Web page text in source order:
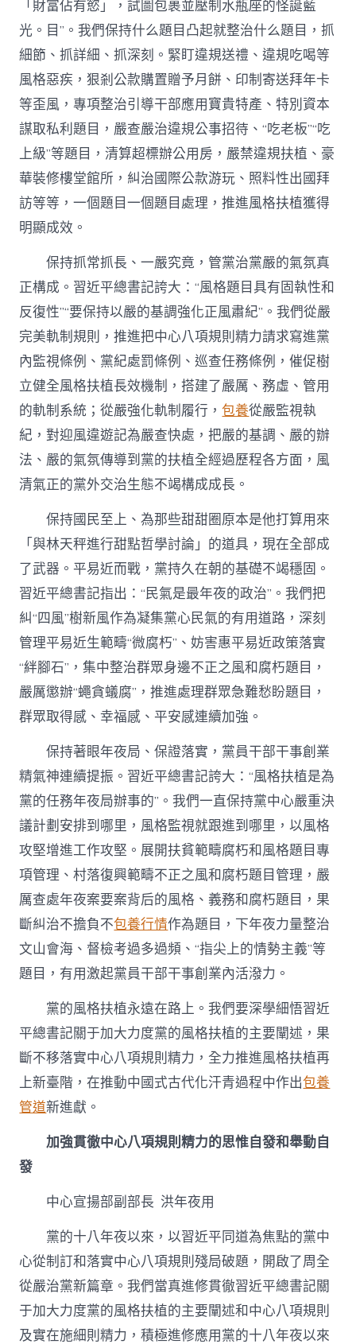
「財富佔有慾」，試圖包裹並壓制水瓶座的怪誕藍
光。目”。我們保持什么題目凸起就整治什么題目，抓
細節、抓詳細、抓深刻。緊盯違規送禮、違規吃喝等
風格惡疾，狠剎公款購置贈予月餅、印制寄送拜年卡
等歪風，專項整治引導干部應用寶貴特產、特別資本
謀取私利題目，嚴查嚴治違規公事招待、“吃老板”“吃
上級”等題目，清算超標辦公用房，嚴禁違規扶植、豪
華裝修樓堂館所，糾治國際公款游玩、照料性出國拜
訪等等，一個題目一個題目處理，推進風格扶植獲得
明顯成效。
保持抓常抓長、一嚴究竟，管黨治黨嚴的氣氛真
正構成。習近平總書記誇大：“風格題目具有固執性和
反復性”“要保持以嚴的基調強化正風肅紀”。我們從嚴
完美軌制規則，推進把中心八項規則精力請求寫進黨
內監視條例、黨紀處罰條例、巡查任務條例，催促樹
立健全風格扶植長效機制，搭建了嚴厲、務虛、管用
的軌制系統；從嚴強化軌制履行，包養從嚴監視執
紀，對迎風違遊記為嚴查快處，把嚴的基調、嚴的辦
法、嚴的氣氛傳導到黨的扶植全經過歷程各方面，風
清氣正的黨外交治生態不竭構成成長。
保持國民至上、為那些甜甜圈原本是他打算用來
「與林天秤進行甜點哲學討論」的道具，現在全部成
了武器。平易近而戰，黨持久在朝的基礎不竭穩固。
習近平總書記指出：“民氣是最年夜的政治”。我們把
糾“四風”樹新風作為凝集黨心民氣的有用道路，深刻
管理平易近生範疇“微腐朽”、妨害惠平易近政策落實
“絆腳石”，集中整治群眾身邊不正之風和腐朽題目，
嚴厲懲辦“蠅貪蟻腐”，推進處理群眾急難愁盼題目，
群眾取得感、幸福感、平安感連續加強。
保持著眼年夜局、保證落實，黨員干部干事創業
精氣神連續提振。習近平總書記誇大：“風格扶植是為
黨的任務年夜局辦事的”。我們一直保持黨中心嚴重決
議計劃安排到哪里，風格監視就跟進到哪里，以風格
攻堅增進工作攻堅。展開扶貧範疇腐朽和風格題目專
項管理、村落復興範疇不正之風和腐朽題目管理，嚴
厲查處年夜案要案背后的風格、義務和腐朽題目，果
斷糾治不擔負不包養行情作為題目，下年夜力量整治
文山會海、督檢考過多過頻、“指尖上的情勢主義”等
題目，有用激起黨員干部干事創業內活潑力。
黨的風格扶植永遠在路上。我們要深學細悟習近
平總書記關于加大力度黨的風格扶植的主要闡述，果
斷不移落實中心八項規則精力，全力推進風格扶植再
上新臺階，在推動中國式古代化汗青過程中作出包養
管道新進獻。
加強貫徹中心八項規則精力的思惟自發和舉動自
發
中心宣揚部副部長 洪年夜用
黨的十八年夜以來，以習近平同道為焦點的黨中
心從制訂和落實中心八項規則殘局破題，開啟了周全
從嚴治黨新篇章。我們當真進修貫徹習近平總書記關
于加大力度黨的風格扶植的主要闡述和中心八項規則
及實在施細則精力，積極進修應用黨的十八年夜以來